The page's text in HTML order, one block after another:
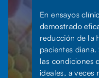
En ensayos
demostrado
reducción de la
pacientes
las condiciones
ideales, a veces